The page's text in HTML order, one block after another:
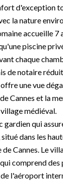
d'exception
la nature
accueille
piscine
chaque
de notaire
une vue
Cannes et la
médiéval.
gardien qui
dans les
Cannes. Le
comprend des
l'aéroport